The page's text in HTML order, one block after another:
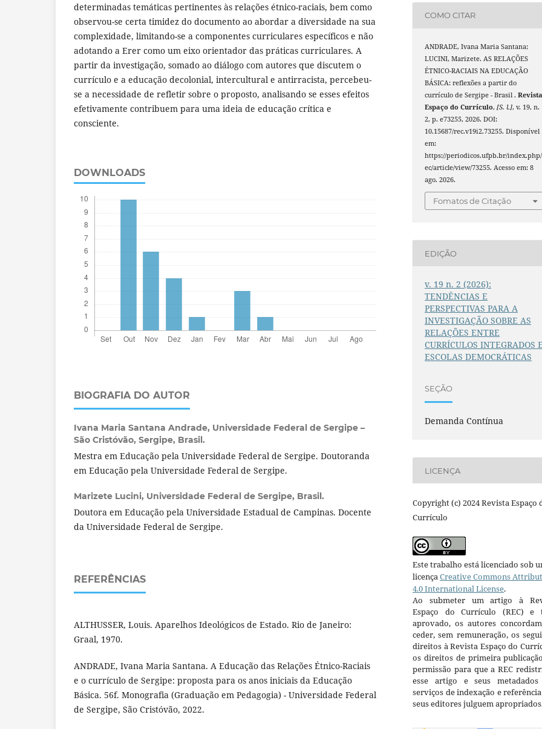
determinadas temáticas pertinentes às relações étnico-raciais, bem como
observou-se certa timidez do documento ao abordar a diversidade na sua
complexidade, limitando-se a componentes curriculares específicos e não
adotando a Erer como um eixo orientador das práticas curriculares. A
partir da investigação, somado ao diálogo com autores que discutem o
currículo e a educação decolonial, intercultural e antirracista, percebeu-
se a necessidade de refletir sobre o proposto, analisando se esses efeitos
efetivamente contribuem para uma ideia de educação crítica e
consciente.
DOWNLOADS
BIOGRAFIA DO AUTOR
Ivana Maria Santana Andrade, Universidade Federal de Sergipe –
São Cristóvão, Sergipe, Brasil.
Mestra em Educação pela Universidade Federal de Sergipe. Doutoranda
em Educação pela Universidade Federal de Sergipe.
Marizete Lucini, Universidade Federal de Sergipe, Brasil.
Doutora em Educação pela Universidade Estadual de Campinas. Docente
da Universidade Federal de Sergipe.
REFERÊNCIAS
ALTHUSSER, Louis. Aparelhos Ideológicos de Estado. Rio de Janeiro:
Graal, 1970.
ANDRADE, Ivana Maria Santana. A Educação das Relações Étnico-Raciais
e o currículo de Sergipe: proposta para os anos iniciais da Educação
Básica. 56f. Monografia (Graduação em Pedagogia) - Universidade Federal
de Sergipe, São Cristóvão, 2022.
COMO CITAR
ANDRADE, Ivana Maria Santana;
LUCINI, Marizete. AS RELAÇÕES
ÉTNICO-RACIAIS NA EDUCAÇÃO
BÁSICA: reflexões a partir do
currículo de Sergipe - Brasil .Revista
Espaço do Currículo,[S. l.], v. 19, n.
2, p. e73255, 2026. DOI:
10.15687/rec.v19i2.73255. Disponível
em:
https://periodicos.ufpb.br/
ec/article/view/73255. Acesso em: 8
ago. 2026.
Fomatos de Citação
EDIÇÃO
v. 19 n. 2 (2026):
TENDÊNCIAS E
PERSPECTIVAS PARA A
INVESTIGAÇÃO SOBRE AS
RELAÇÕES ENTRE
CURRÍCULOS INTEGRADOS E
ESCOLAS DEMOCRÁTICAS
SEÇÃO
Demanda Contínua
LICENÇA
Copyright (c) 2024 Revista Espaço
Currículo
Este trabalho está licenciado sob
licençaCreative Commons
4.0 International License.
Ao submeter um artigo à
Espaço do Currículo (REC) e
aprovado, os autores
ceder, sem remuneração, os
direitos à Revista Espaço do
os direitos de primeira
permissão para que a REC
esse artigo e seus metadados
serviços de indexação e
seus editores julguem